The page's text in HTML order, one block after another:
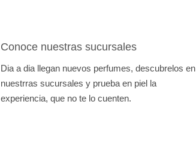
Conoce nuestras sucursales
Dia a dia llegan nuevos perfumes, descubrelos en
nuestrras sucursales y prueba en piel la
experiencia, que no te lo cuenten.